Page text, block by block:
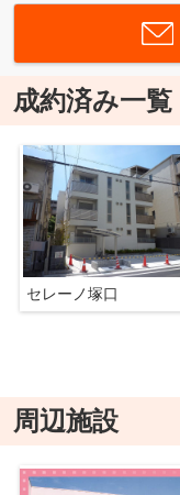
成約済み一覧
セレーノ塚口
周辺施設